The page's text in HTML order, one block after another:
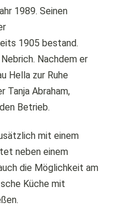
1989. Seinen
1905 bestand.
Nachdem er
Hella zur Ruhe
Abraham,
Betrieb.
mit einem
neben einem
die Möglichkeit am
Küche mit